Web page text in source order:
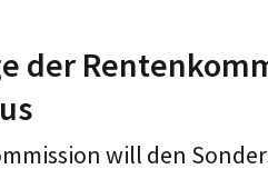
der
will den